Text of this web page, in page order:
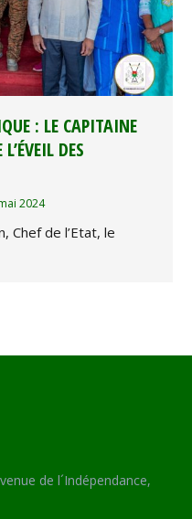
: LE CAPITAINE
DES
2024
Chef de l’Etat, le
de l´Indépendance,